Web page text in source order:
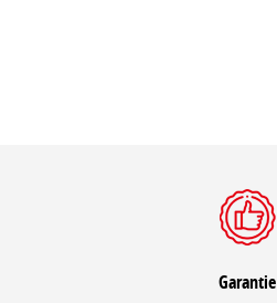
Garantie